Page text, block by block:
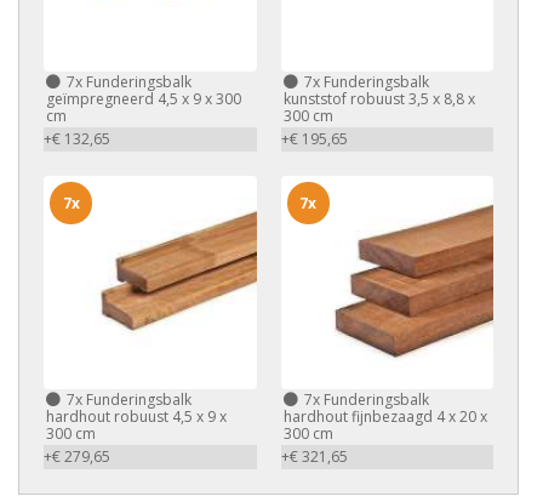
7x Funderingsbalk
geïmpregneerd 4,5 x 9 x 300
cm
+€ 132,65
7xFunderingsbalk
kunststof robuust 3,5 x 8,8 x
300 cm
+€ 195,65
7x Funderingsbalk
hardhout robuust 4,5 x 9 x
300 cm
+€ 279,65
7x
7xFunderingsbalk
hardhout fijnbezaagd 4 x 20 x
300 cm
+€ 321,65
7x